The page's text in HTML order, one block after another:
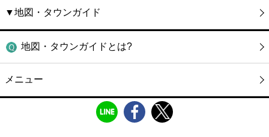
▼地図・タウンガイド
地図・タウンガイドとは?
メニュー